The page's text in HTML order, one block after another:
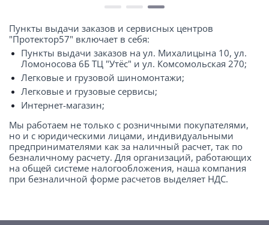
Пункты выдачи заказов и сервисных центров
"Протектор57" включает в себя:
Пункты выдачи заказов на ул. Михалицына 10, ул.
Ломоносова 6Б ТЦ "Утёс" и ул. Комсомольская 270;
Легковые и грузовой шиномонтажи;
Легковые и грузовые сервисы;
Интернет-магазин;
Мы работаем не только с розничными покупателями,
но и с юридическими лицами, индивидуальными
предпринимателями как за наличный расчет, так по
безналичному расчету. Для организаций, работающих
на общей системе налогообложения, наша компания
при безналичной форме расчетов выделяет НДС.